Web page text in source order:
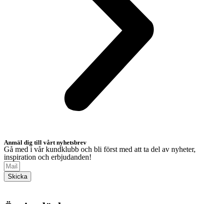
Anmäl dig till vårt nyhetsbrev
Gå med i vår kundklubb och bli först med att ta del av nyheter,
inspiration och erbjudanden!
Skicka